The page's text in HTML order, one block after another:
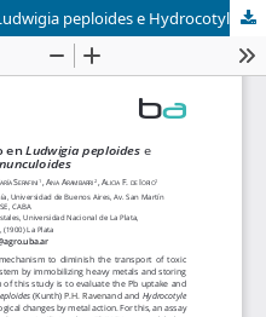
Efecto del stress por plomo en Ludwigia peploides e Hydrocotyle ranunculoides